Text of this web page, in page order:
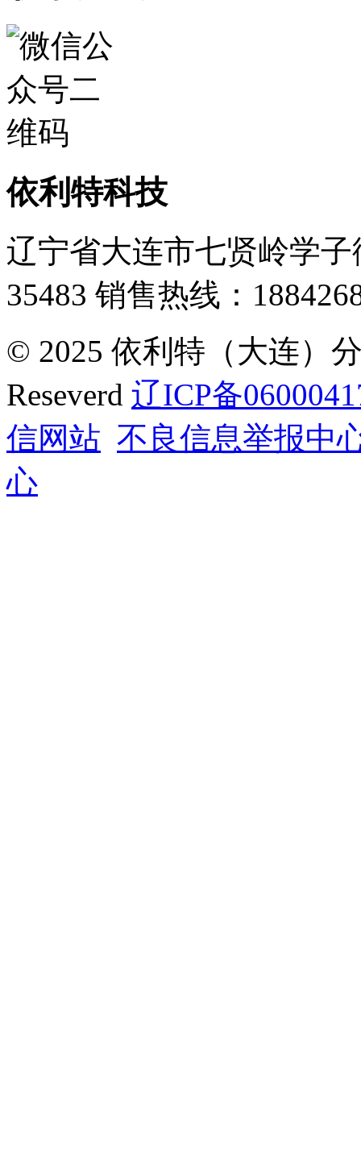
依利特科技
辽宁省大连市七贤岭学子
35483 销售热线：
© 2025 依利特（大连）
Reseverd 辽ICP备
信网站 不良信息举报中
心